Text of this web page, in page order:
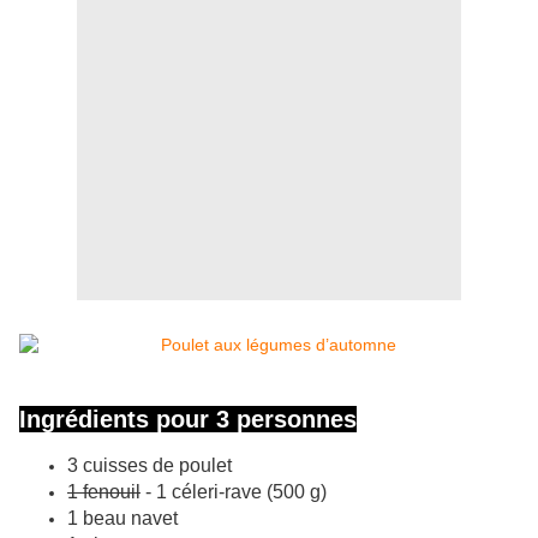
Ingrédients pour 3 personnes
3 cuisses de poulet
1 fenouil - 1 céleri-rave (500 g)
1 beau navet